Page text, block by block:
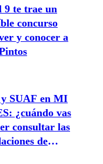
9 te trae un
concurso
y conocer a
SUAF en MI
¿cuándo vas
consultar las
de